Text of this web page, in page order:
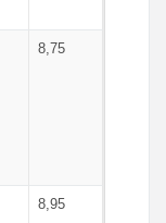
8,75
8,95